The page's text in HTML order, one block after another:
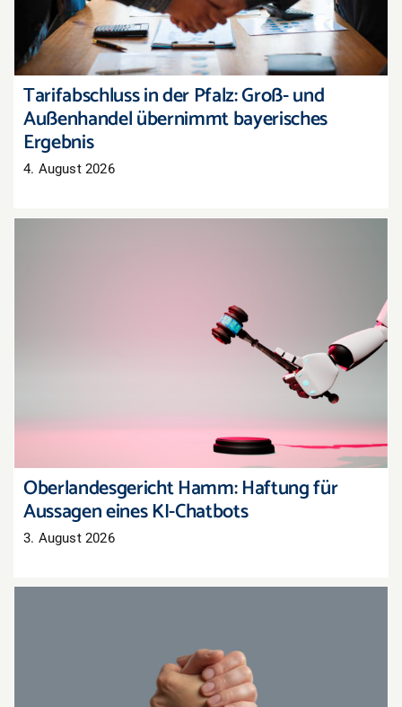
Tarifabschluss in der Pfalz: Groß- und
Außenhandel übernimmt bayerisches
Ergebnis
4. August 2026
Oberlandesgericht Hamm: Haftung für
Aussagen eines KI-Chatbots
Oberlandesgericht Hamm: Haftung für
Aussagen eines KI-Chatbots
3. August 2026